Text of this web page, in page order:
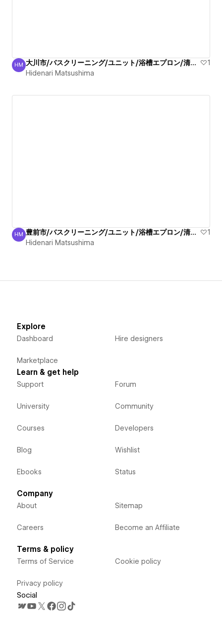
Hidenari Matsushima
HM 大川市/バスクリーニング/ユニット/浴槽エプロン/清掃信頼
1
Hidenari Matsushima
Hidenari Matsushima
HM 豊前市/バスクリーニング/ユニット/浴槽エプロン/清掃丁寧
1
Hidenari Matsushima
Explore
Dashboard
Marketplace
Hire designers
Learn & get help
Support
University
Courses
Blog
Ebooks
Forum
Community
Developers
Wishlist
Status
Company
About
Careers
Sitemap
Become an Affiliate
Terms & policy
Terms of Service
Privacy policy
Cookie policy
Social